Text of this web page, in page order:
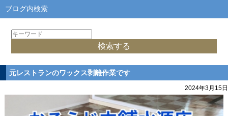
ブログ内検索
元レストランのワックス剥離作業です
2024年3月15日